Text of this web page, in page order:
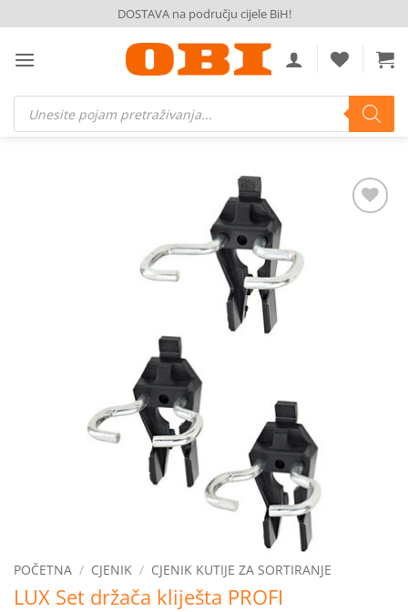
to
content
DOSTAVA na području cijele BiH!
Products
search
POČETNA / CJENIK / CJENIK KUTIJE ZA SORTIRANJE
LUX Set držača kliješta PROFI